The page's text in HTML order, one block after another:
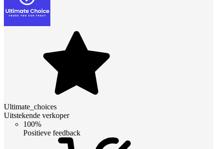
Ultimate_choices
Uitstekende verkoper
100%
Positieve feedback